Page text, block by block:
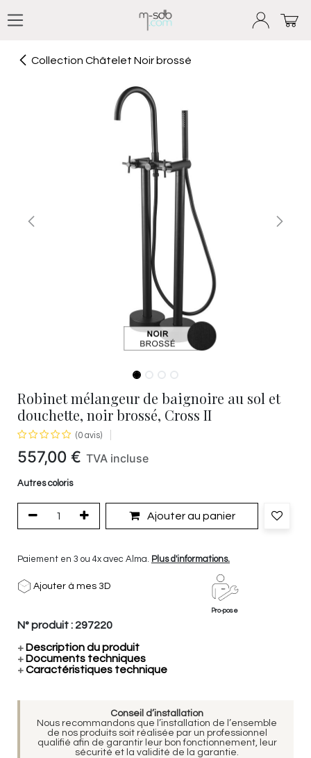
Collection Châtelet Noir brossé
Robinet mélangeur de baignoire au sol et
douchette, noir brossé, Cross II
(0 avis)
557,00 € TVA incluse
Autres coloris
Ajouter au panier
Paiement en 3 ou 4x avec Alma. Plus d'informations.
Ajouter à mes 3D
Pro-pose
N° produit : 297220
+ Description du produit
+ Documents techniques
+Caractéristiques technique
Conseil d’installation
Nous recommandons que l’installation de l’ensemble
de nos produits soit réalisée par un professionnel
qualifié afin de garantir leur bon fonctionnement, leur
sécurité et la validité de la garantie.